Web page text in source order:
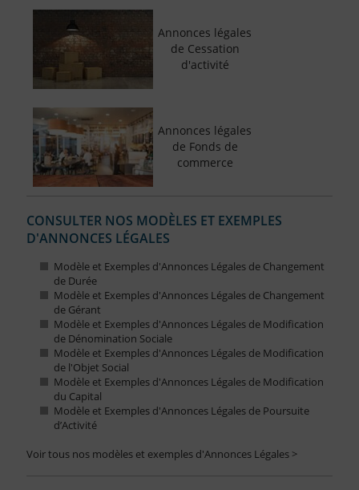
Annonces légales
de Cessation
d'activité
Annonces légales
de Fonds de
commerce
CONSULTER NOS MODÈLES ET EXEMPLES
D'ANNONCES LÉGALES
Modèle et Exemples d'Annonces Légales de Changement
de Durée
Modèle et Exemples d'Annonces Légales de Changement
de Gérant
Modèle et Exemples d'Annonces Légales de Modification
de Dénomination Sociale
Modèle et Exemples d'Annonces Légales de Modification
de l'Objet Social
Modèle et Exemples d'Annonces Légales de Modification
du Capital
Modèle et Exemples d'Annonces Légales de Poursuite
d’Activité
Voir tous nos modèles et exemples d'Annonces Légales >